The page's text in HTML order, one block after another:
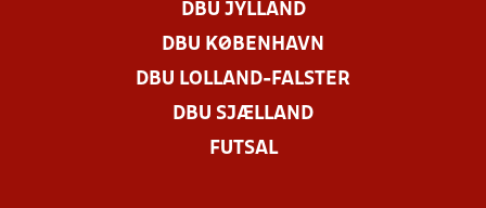
DBU JYLLAND
DBU KØBENHAVN
DBU LOLLAND-FALSTER
DBU SJÆLLAND
FUTSAL